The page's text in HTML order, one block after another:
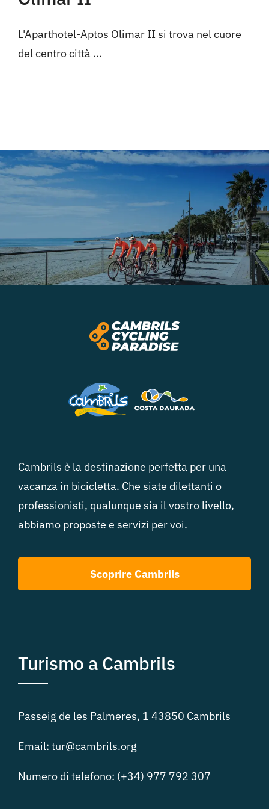
L'Aparthotel-Aptos Olimar II si trova nel cuore
del centro città ...
Cambrils è la destinazione perfetta per una
vacanza in bicicletta. Che siate dilettanti o
professionisti, qualunque sia il vostro livello,
abbiamo proposte e servizi per voi.
Scoprire Cambrils
Turismo a Cambrils
Passeig de les Palmeres, 1 43850 Cambrils
Email: tur@cambrils.org
Numero di telefono: (+34) 977 792 307